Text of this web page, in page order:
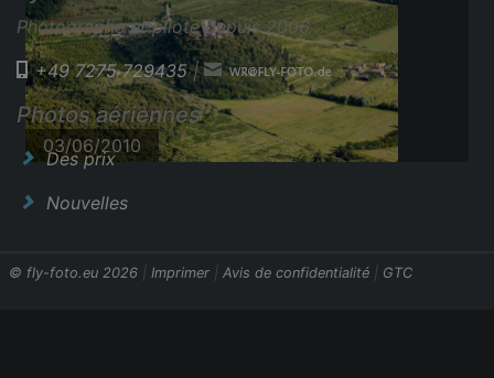
03/06/2010
Photographe et pilote depuis 2006
+49 7275 729435|
Photos aériennes
Des prix
Nouvelles
© fly-foto.eu 2026 | Imprimer | Avis de confidentialité | GTC